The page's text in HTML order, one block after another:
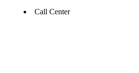
Call Center